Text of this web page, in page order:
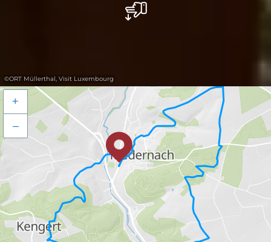
©ORT Müllerthal, Visit Luxembourg
+
–